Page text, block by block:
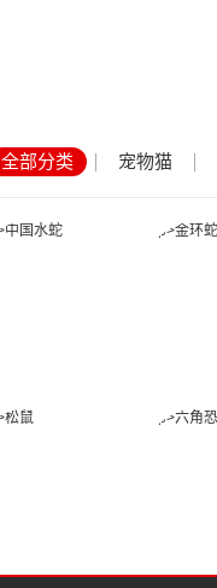
全部分类 宠物猫